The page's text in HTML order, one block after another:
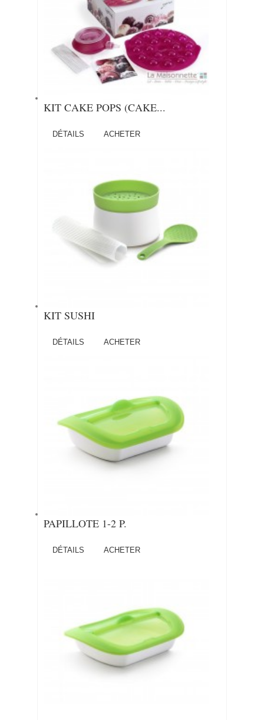
KIT CAKE POPS (CAKE...
DÉTAILS ACHETER
KIT SUSHI
DÉTAILS ACHETER
PAPILLOTE 1-2 P.
DÉTAILS ACHETER